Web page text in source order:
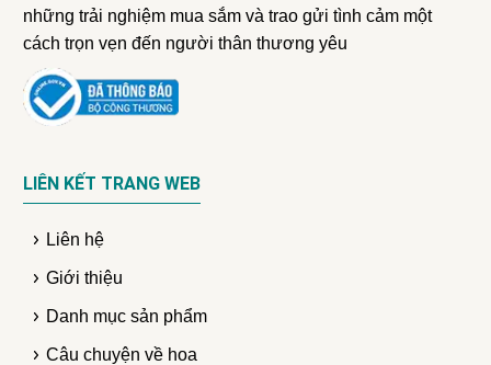
những trải nghiệm mua sắm và trao gửi tình cảm một
cách trọn vẹn đến người thân thương yêu
LIÊN KẾT TRANG WEB
Liên hệ
Giới thiệu
Danh mục sản phẩm
Câu chuyện về hoa